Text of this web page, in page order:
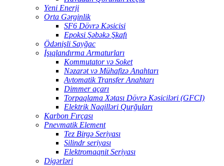
Yeni Enerji
Orta Gərginlik
SF6 Dövrə Kəsicisi
Epoksi Şəbəkə Şkafı
Ödənişli Sayğac
İşıqlandırma Armaturları
Kommutator və Soket
Nəzarət və Mühafizə Anahtarı
Avtomatik Transfer Anahtarı
Dimmer açarı
Torpaqlama Xətası Dövrə Kəsiciləri (GFCI)
Elektrik Naqilləri Qurğuları
Karbon Fırçası
Pnevmatik Element
Tez Birgə Seriyası
Silindr seriyası
Elektromaqnit Seriyası
Digərləri